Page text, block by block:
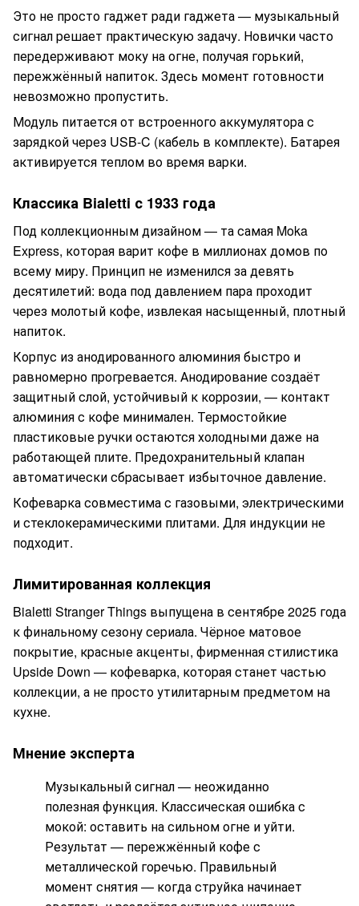
Это не просто гаджет ради гаджета — музыкальный
сигнал решает практическую задачу. Новички часто
передерживают моку на огне, получая горький,
пережжённый напиток. Здесь момент готовности
невозможно пропустить.
Модуль питается от встроенного аккумулятора с
зарядкой через USB-C (кабель в комплекте). Батарея
активируется теплом во время варки.
Классика Bialetti с 1933 года
Под коллекционным дизайном — та самая Moka
Express, которая варит кофе в миллионах домов по
всему миру. Принцип не изменился за девять
десятилетий: вода под давлением пара проходит
через молотый кофе, извлекая насыщенный, плотный
напиток.
Корпус из анодированного алюминия быстро и
равномерно прогревается. Анодирование создаёт
защитный слой, устойчивый к коррозии, — контакт
алюминия с кофе минимален. Термостойкие
пластиковые ручки остаются холодными даже на
работающей плите. Предохранительный клапан
автоматически сбрасывает избыточное давление.
Кофеварка совместима с газовыми, электрическими
и стеклокерамическими плитами. Для индукции не
подходит.
Лимитированная коллекция
Bialetti Stranger Things выпущена в сентябре 2025 года
к финальному сезону сериала. Чёрное матовое
покрытие, красные акценты, фирменная стилистика
Upside Down — кофеварка, которая станет частью
коллекции, а не просто утилитарным предметом на
кухне.
Мнение эксперта
Музыкальный сигнал — неожиданно
полезная функция. Классическая ошибка с
мокой: оставить на сильном огне и уйти.
Результат — пережжённый кофе с
металлической горечью. Правильный
момент снятия — когда струйка начинает